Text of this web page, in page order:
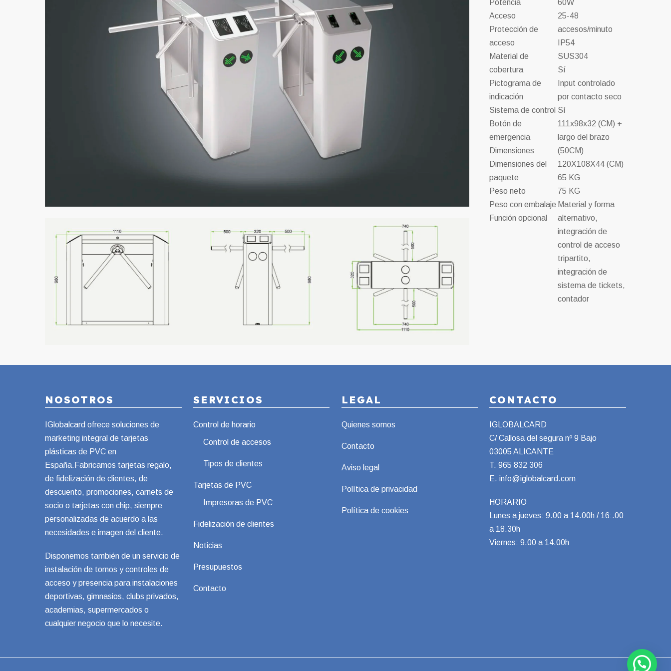
Potencia
Acceso
Protección de
acceso
Material de
cobertura
Pictograma de
indicación
Sistema de control
Botón de
emergencia
Dimensiones
Dimensiones del
paquete
Peso neto
Peso con embalaje
Función opcional
60W
25-48
accesos/minuto
IP54
SUS304
Sí
Input controlado
por contacto seco
Sí
111x98x32 (CM) +
largo del brazo
(50CM)
120X108X44 (CM)
65 KG
75 KG
Material y forma
alternativo,
integración de
control de acceso
tripartito,
integración de
sistema de tickets,
contador
NOSOTROS
IGlobalcard ofrece soluciones de
marketing integral de tarjetas
plásticas de PVC en
España.Fabricamos tarjetas regalo,
de fidelización de clientes, de
descuento, promociones, carnets de
socio o tarjetas con chip, siempre
personalizadas de acuerdo a las
necesidades e imagen del cliente.
Disponemos también de un servicio de
instalación de tornos y controles de
acceso y presencia para instalaciones
deportivas, gimnasios, clubs privados,
academias, supermercados o
cualquier negocio que lo necesite.
SERVICIOS
Control de horario
Control de accesos
Tipos de clientes
Tarjetas de PVC
Impresoras de PVC
Fidelización de clientes
Noticias
Presupuestos
Contacto
LEGAL
Quienes somos
Contacto
Aviso legal
Política de privacidad
Política de cookies
CONTACTO
IGLOBALCARD
C/ Callosa del segura nº 9 Bajo
03005 ALICANTE
T.965 832 306
E.info@iglobalcard.com
HORARIO
Lunes a jueves: 9.00 a 14.00h / 16:.00
a 18.30h
Viernes: 9.00 a 14.00h